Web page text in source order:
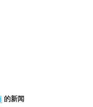
的新闻